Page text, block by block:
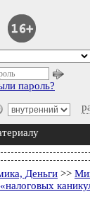
пароль?
Деньги >>